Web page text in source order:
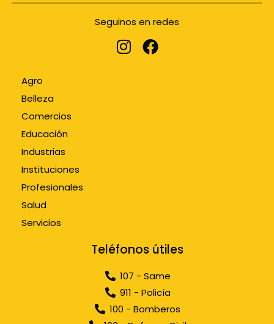
Seguinos en redes
Agro
Belleza
Comercios
Educación
Industrias
Instituciones
Profesionales
Salud
Servicios
Teléfonos útiles
107 - Same
911 - Policía
100 - Bomberos